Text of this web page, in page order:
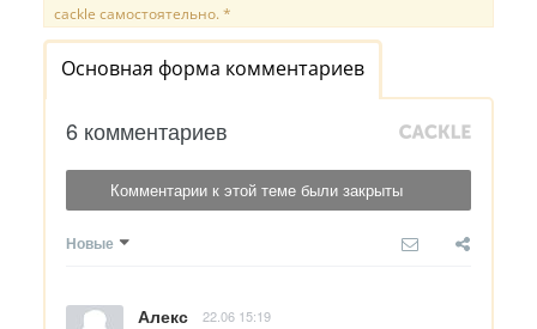
cackle самостоятельно. *
Основная форма комментариев
6 комментариев
Комментарии к этой теме были закрыты
Новые
Алекс 22.06 15:19